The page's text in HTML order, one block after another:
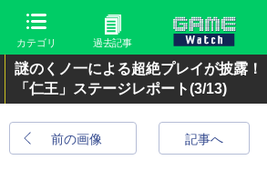
カテゴリ 過去記事
謎のくノ一による超絶プレイが披露
「仁王」ステージレポート(3/13)
前の画像 記事へ